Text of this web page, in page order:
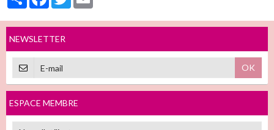
NEWSLETTER
OK
ESPACE MEMBRE